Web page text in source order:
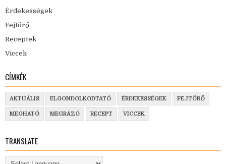
Érdekességek
Fejtörő
Receptek
Viccek
CÍMKÉK
AKTUÁLIS ELGONDOLKODTATÓ ÉRDEKESSÉGEK FEJTÖRŐ
MEGHATÓ MEGRÁZÓ RECEPT VICCEK
TRANSLATE